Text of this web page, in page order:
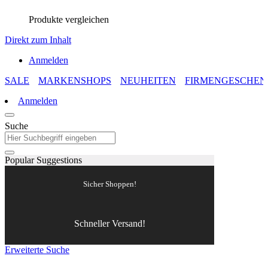
Produkte vergleichen
Direkt zum Inhalt
Anmelden
SALE
MARKENSHOPS NEUHEITEN
Anmelden
Suche
Popular Suggestions
Sicher Shoppen!
Schneller Versand!
Erweiterte Suche